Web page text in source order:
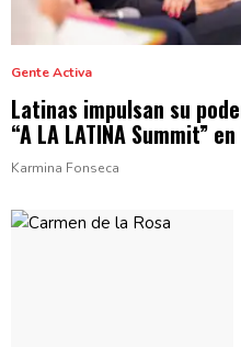
Gente Activa
Latinas impulsan su
“A LA LATINA Summit” en
Karmina Fonseca